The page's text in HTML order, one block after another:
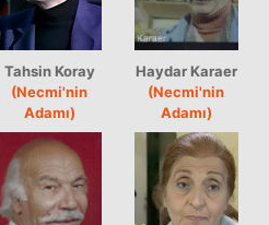
Tahsin Koray
(Necmi'nin
Adamı)
Haydar Karaer
(Necmi'nin
Adamı)